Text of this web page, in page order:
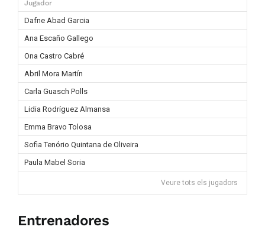
Jugador
Dafne Abad Garcia
Ana Escaño Gallego
Ona Castro Cabré
Abril Mora Martín
Carla Guasch Polls
Lidia Rodríguez Almansa
Emma Bravo Tolosa
Sofia Tenório Quintana de Oliveira
Paula Mabel Soria
Veure tots els jugadors
Entrenadores